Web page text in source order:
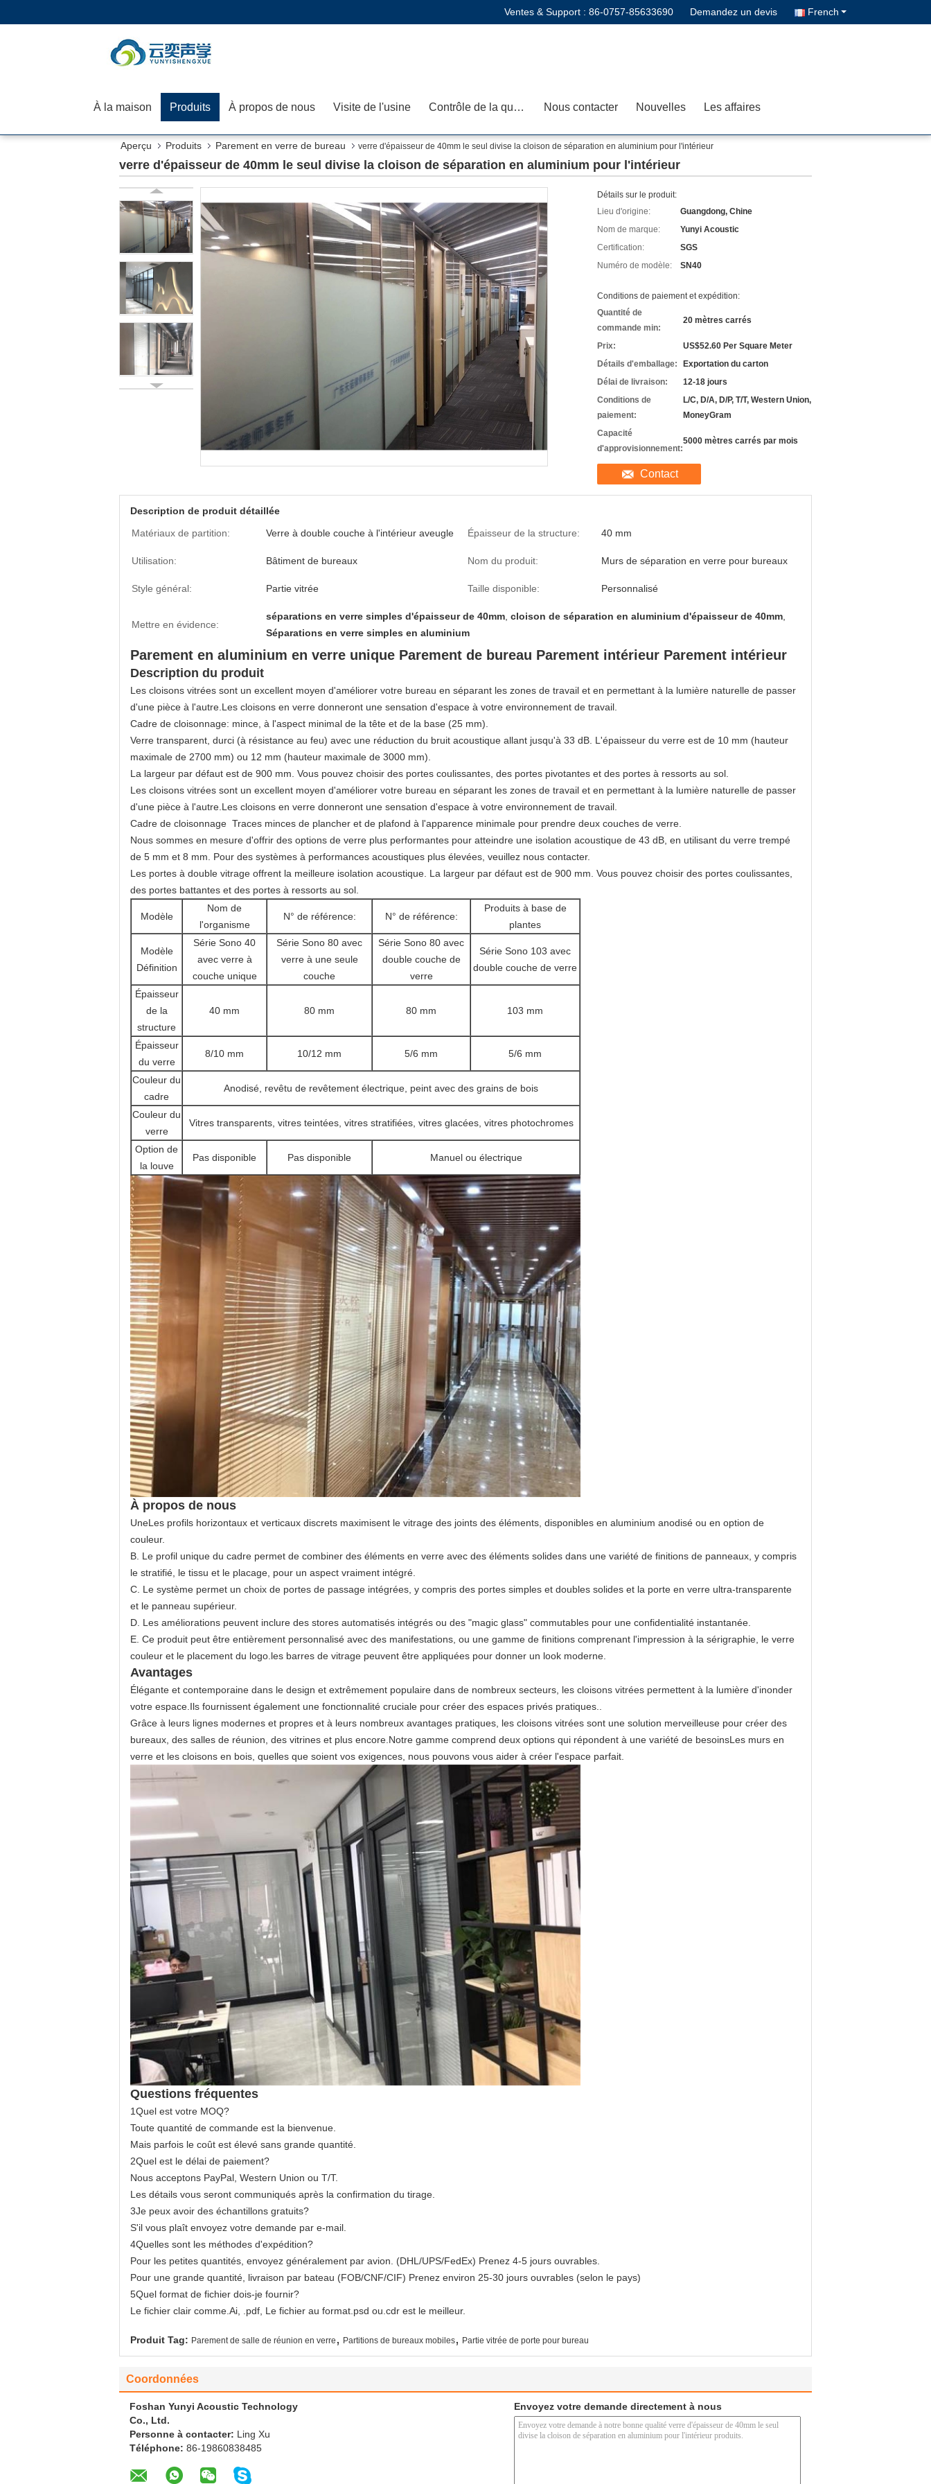
Ventes & Support : 86-0757-85633690 Demandez un devis French
À la maison Produits À propos de nous Visite de l'usine Contrôle de la qualité Nous contacter Nouvelles Les affaires
Aperçu Produits Parement en verre de bureau verre d'épaisseur de 40mm le seul divise la cloison de séparation en aluminium pour l'intérieur
verre d'épaisseur de 40mm le seul divise la cloison de séparation en aluminium pour l'intérieur
Détails sur le produit:
Lieu d'origine:
Guangdong, Chine
Nom de marque:
Yunyi Acoustic
Certification:
SGS
Numéro de modèle:
SN40
Conditions de paiement et expédition:
Quantité de
commande min:
20 mètres carrés
Prix:
US$52.60 Per Square Meter
Détails d'emballage:
Exportation du carton
Délai de livraison:
12-18 jours
Conditions de
paiement:
L/C, D/A, D/P, T/T, Western Union,
MoneyGram
Capacité
d'approvisionnement:
5000 mètres carrés par mois
Contact
Description de produit détaillée
Matériaux de partition:
Verre à double couche à l'intérieur aveugle Épaisseur de la structure: 40 mm
Utilisation: Bâtiment de bureaux Nom du produit: Murs de séparation en verre pour bureaux
Style général: Partie vitrée Taille disponible: Personnalisé
Mettre en évidence:
séparations en verre simples d'épaisseur de 40mm cloison de séparation en aluminium d'épaisseur de 40mm
Séparations en verre simples en aluminium
Parement en aluminium en verre unique Parement de bureau Parement intérieur Parement intérieur
Description du produit
Les cloisons vitrées sont un excellent moyen d'améliorer votre bureau en séparant les zones de travail et en permettant à la lumière naturelle de passer
d'une pièce à l'autre.Les cloisons en verre donneront une sensation d'espace à votre environnement de travail.
Cadre de cloisonnage: mince, à l'aspect minimal de la tête et de la base (25 mm).
Verre transparent, durci (à résistance au feu) avec une réduction du bruit acoustique allant jusqu'à 33 dB. L'épaisseur du verre est de 10 mm (hauteur
maximale de 2700 mm) ou 12 mm (hauteur maximale de 3000 mm).
La largeur par défaut est de 900 mm. Vous pouvez choisir des portes coulissantes, des portes pivotantes et des portes à ressorts au sol.
Les cloisons vitrées sont un excellent moyen d'améliorer votre bureau en séparant les zones de travail et en permettant à la lumière naturelle de passer
d'une pièce à l'autre.Les cloisons en verre donneront une sensation d'espace à votre environnement de travail.
Cadre de cloisonnage ️ Traces minces de plancher et de plafond à l'apparence minimale pour prendre deux couches de verre.
Nous sommes en mesure d'offrir des options de verre plus performantes pour atteindre une isolation acoustique de 43 dB, en utilisant du verre trempé
de 5 mm et 8 mm. Pour des systèmes à performances acoustiques plus élevées, veuillez nous contacter.
Les portes à double vitrage offrent la meilleure isolation acoustique. La largeur par défaut est de 900 mm. Vous pouvez choisir des portes coulissantes,
des portes battantes et des portes à ressorts au sol.
Modèle
Nom de
l'organisme
N° de référence: N° de référence:
Produits à base de
plantes
Modèle
Définition
Série Sono 40
avec verre à
couche unique
Série Sono 80 avec
verre à une seule
couche
Série Sono 80 avec
double couche de
verre
Série Sono 103 avec
double couche de verre
Épaisseur
de la
structure
40 mm 80 mm 80 mm 103 mm
Épaisseur
du verre
8/10 mm 10/12 mm 5/6 mm 5/6 mm
Couleur du
cadre
Anodisé, revêtu de revêtement électrique, peint avec des grains de bois
Couleur du
verre
Vitres transparents, vitres teintées, vitres stratifiées, vitres glacées, vitres photochromes
Option de
la louve
Pas disponible Pas disponible Manuel ou électrique
À propos de nous
UneLes profils horizontaux et verticaux discrets maximisent le vitrage des joints des éléments, disponibles en aluminium anodisé ou en option de
couleur.
B. Le profil unique du cadre permet de combiner des éléments en verre avec des éléments solides dans une variété de finitions de panneaux, y compris
le stratifié, le tissu et le placage, pour un aspect vraiment intégré.
C. Le système permet un choix de portes de passage intégrées, y compris des portes simples et doubles solides et la porte en verre ultra-transparente
et le panneau supérieur.
D. Les améliorations peuvent inclure des stores automatisés intégrés ou des "magic glass" commutables pour une confidentialité instantanée.
E. Ce produit peut être entièrement personnalisé avec des manifestations, ou une gamme de finitions comprenant l'impression à la sérigraphie, le verre
couleur et le placement du logo.les barres de vitrage peuvent être appliquées pour donner un look moderne.
Avantages
Élégante et contemporaine dans le design et extrêmement populaire dans de nombreux secteurs, les cloisons vitrées permettent à la lumière d'inonder
votre espace.Ils fournissent également une fonctionnalité cruciale pour créer des espaces privés pratiques..
Grâce à leurs lignes modernes et propres et à leurs nombreux avantages pratiques, les cloisons vitrées sont une solution merveilleuse pour créer des
bureaux, des salles de réunion, des vitrines et plus encore.Notre gamme comprend deux options qui répondent à une variété de besoinsLes murs en
verre et les cloisons en bois, quelles que soient vos exigences, nous pouvons vous aider à créer l'espace parfait.
Questions fréquentes
1Quel est votre MOQ?
Toute quantité de commande est la bienvenue.
Mais parfois le coût est élevé sans grande quantité.
2Quel est le délai de paiement?
Nous acceptons PayPal, Western Union ou T/T.
Les détails vous seront communiqués après la confirmation du tirage.
3Je peux avoir des échantillons gratuits?
S'il vous plaît envoyez votre demande par e-mail.
4Quelles sont les méthodes d'expédition?
Pour les petites quantités, envoyez généralement par avion. (DHL/UPS/FedEx) Prenez 4-5 jours ouvrables.
Pour une grande quantité, livraison par bateau (FOB/CNF/CIF) Prenez environ 25-30 jours ouvrables (selon le pays)
5Quel format de fichier dois-je fournir?
Le fichier clair comme.Ai, .pdf, Le fichier au format.psd ou.cdr est le meilleur.
Produit Tag: Parement de salle de réunion en verre , Partitions de bureaux mobiles, Partie vitrée de porte pour bureau
Coordonnées
Foshan Yunyi Acoustic Technology
Co., Ltd.
Personne à contacter: Ling Xu
Téléphone: 86-19860838485
Envoyez votre demande directement à nous